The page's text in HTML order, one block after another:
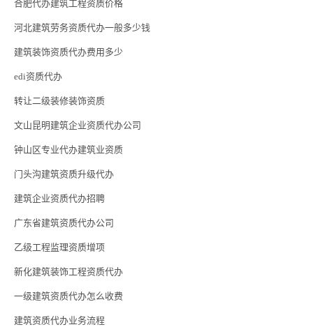
合肥代办建筑工程资质价格
河北建筑劳务资质代办一般多少钱
建筑装饰资质代办费用多少
edi资质代办
转让二级装修装饰资质
文山昆明建筑企业资质代办公司
钟山区专业代办建筑业资质
门头沟建筑资质升级代办
建筑企业资质代办招聘
广东省建筑资质代办公司
乙级工程监理资质增项
新化建筑装饰工程资质代办
一级建筑资质代办怎么收费
建筑资质代办业务流程